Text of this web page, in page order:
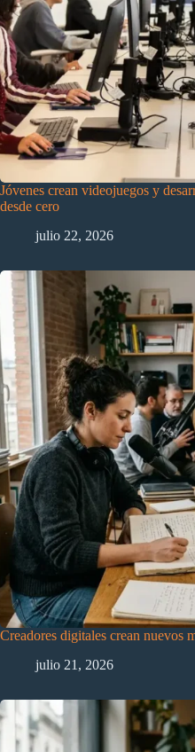
Jóvenes crean videojuegos y
desde cero
julio 22, 2026
Creadores digitales crean nuevos
julio 21, 2026